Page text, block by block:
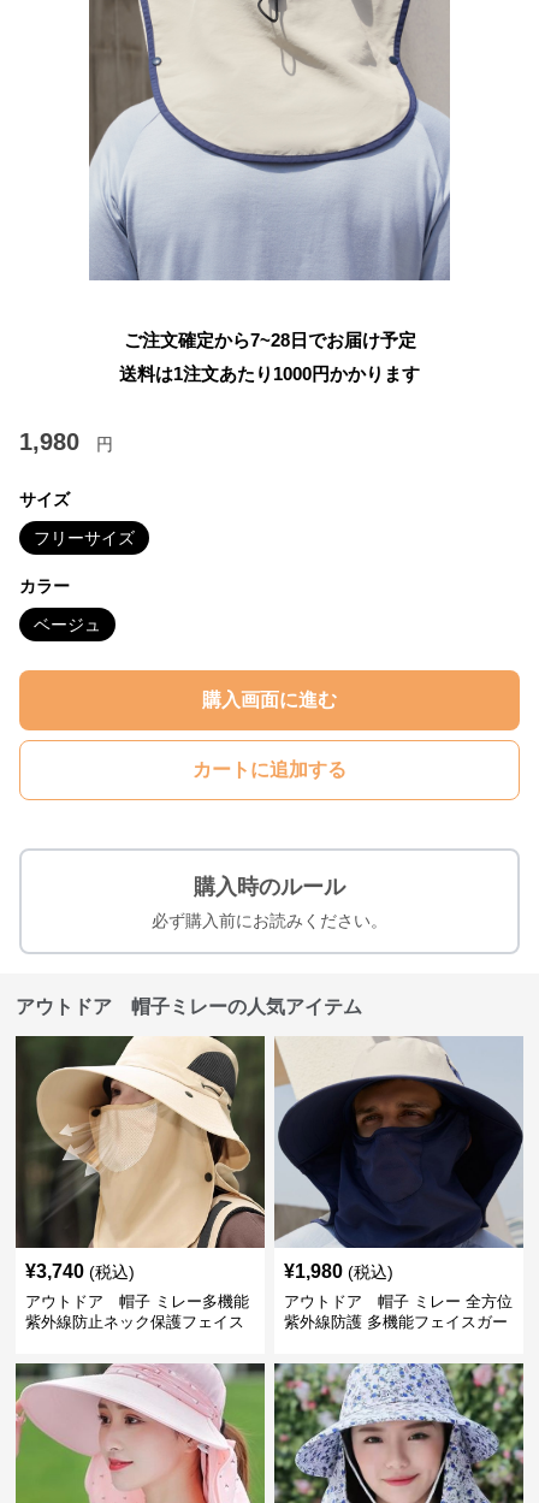
ご注文確定から7~28日でお届け予定
送料は1注文あたり 1000円かかります
1,980 円
サイズ
フリーサイズ
カラー
ベージュ
購入画面に進む
カートに追加する
購入時のルール
必ず購入前にお読みください。
アウトドア 帽子ミレーの人気アイテム
¥3,740 (税込)
アウトドア 帽子 ミレー多機能
紫外線防止ネック保護フェイス
¥1,980 (税込)
アウトドア 帽子 ミレー 全方位
紫外線防護 多機能フェイスガー